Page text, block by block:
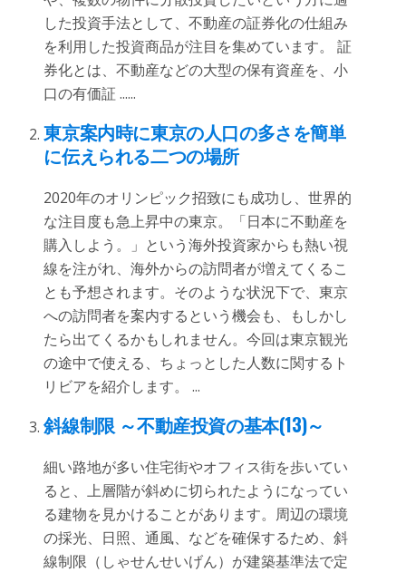
した投資手法として、不動産の証券化の仕組み
を利用した投資商品が注目を集めています。 証
券化とは、不動産などの大型の保有資産を、小
口の有価証 ......
東京案内時に東京の人口の多さを簡単
に伝えられる二つの場所
2020年のオリンピック招致にも成功し、世界的
な注目度も急上昇中の東京。「日本に不動産を
購入しよう。」という海外投資家からも熱い視
線を注がれ、海外からの訪問者が増えてくるこ
とも予想されます。そのような状況下で、東京
への訪問者を案内するという機会も、もしかし
たら出てくるかもしれません。今回は東京観光
の途中で使える、ちょっとした人数に関するト
リビアを紹介します。 ...
斜線制限 ～不動産投資の基本(13)～
細い路地が多い住宅街やオフィス街を歩いてい
ると、上層階が斜めに切られたようになってい
る建物を見かけることがあります。周辺の環境
の採光、日照、通風、などを確保するため、斜
線制限（しゃせんせいげん）が建築基準法で定